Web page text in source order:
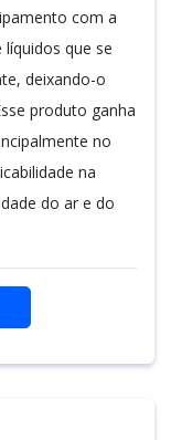
com a
que se
deixando-o
produto ganha
no
na
do ar e do